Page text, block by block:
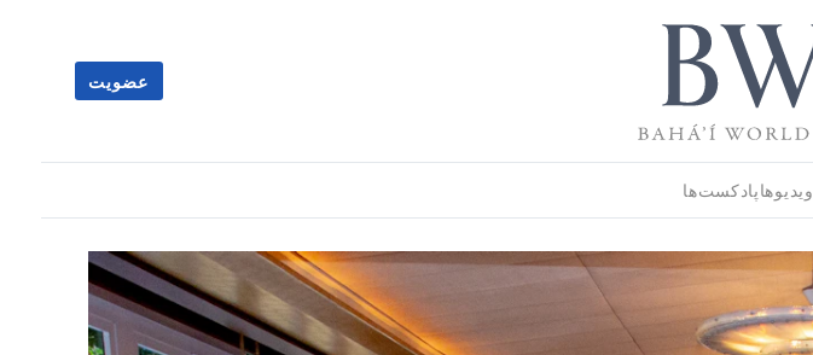
عضویت
ویدیوهاپادکست‌ها